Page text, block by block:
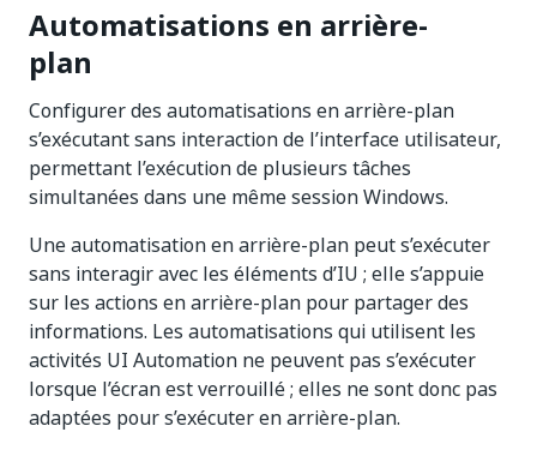
Automatisations en arrière-
plan
Configurer des automatisations en arrière-plan
s’exécutant sans interaction de l’interface utilisateur,
permettant l’exécution de plusieurs tâches
simultanées dans une même session Windows.
Une automatisation en arrière-plan peut s’exécuter
sans interagir avec les éléments d’IU ; elle s’appuie
sur les actions en arrière-plan pour partager des
informations. Les automatisations qui utilisent les
activités UI Automation ne peuvent pas s’exécuter
lorsque l’écran est verrouillé ; elles ne sont donc pas
adaptées pour s’exécuter en arrière-plan.